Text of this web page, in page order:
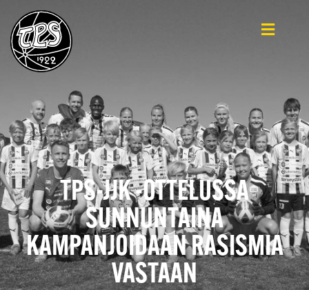
TPS-JJK -OTTELUSSA
SUNNUNTAINA
KAMPANJOIDAAN RASISMIA
VASTAAN